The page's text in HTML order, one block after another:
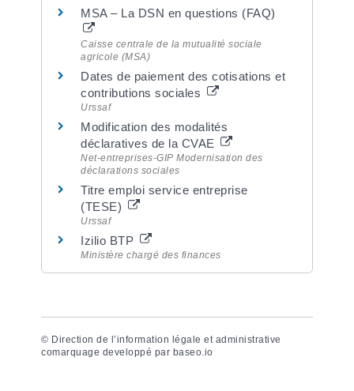
MSA – La DSN en questions (FAQ)
Caisse centrale de la mutualité sociale
agricole (MSA)
Dates de paiement des cotisations et
contributions sociales
Urssaf
Modification des modalités
déclaratives de la CVAE
Net-entreprises-GIP Modernisation des
déclarations sociales
Titre emploi service entreprise
(TESE)
Urssaf
Izilio BTP
Ministère chargé des finances
© Direction de l’information légale et administrative
comarquage developpé par baseo.io